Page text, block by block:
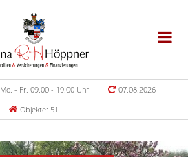
Mo. - Fr. 09.00 - 19.00 Uhr
07.08.2026
Objekte: 51